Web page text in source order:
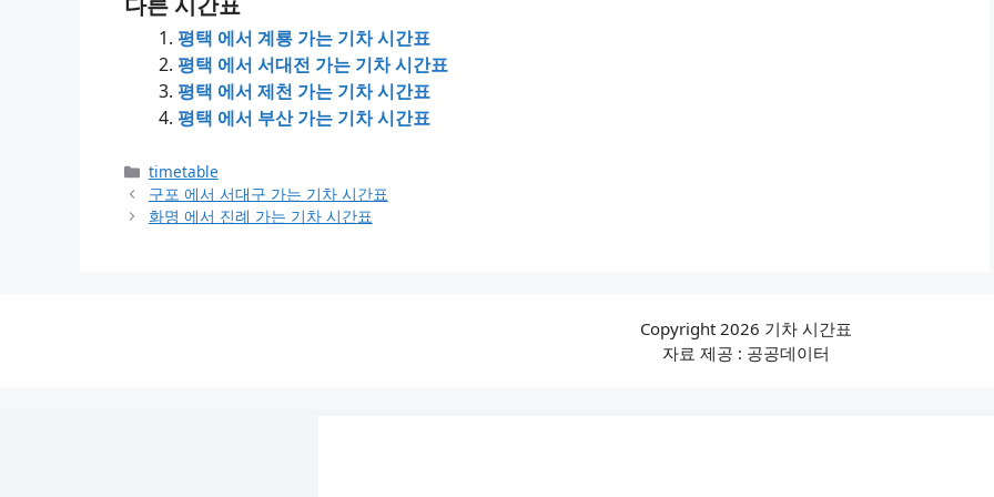
평택 에서 계룡 가는 기차 시간표
평택 에서 서대전 가는 기차 시간표
평택 에서 제천 가는 기차 시간표
평택 에서 부산 가는 기차 시간표
Categories
timetable
구포 에서 서대구 가는 기차 시간표
화명 에서 진례 가는 기차 시간표
Copyright 2026 기차 시간표
자료 제공 : 공공데이터